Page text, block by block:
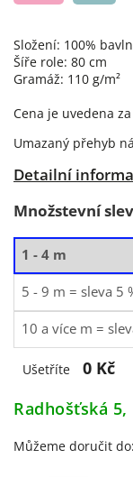
Složení: 100%
Šíře role: 80 cm
Gramáž: 110 g/m²
Cena je uvedena
Umazaný přehyb
Detailní
Množstevní
1 - 4 m
5 - 9 m = sleva 5
10 a více m =
Ušetříte
0 Kč
Radhošťská
Můžeme doručit do: